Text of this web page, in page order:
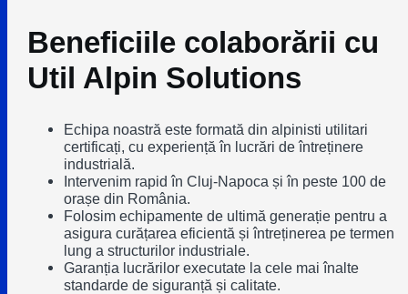
Beneficiile colaborării cu
Util Alpin Solutions
Echipa noastră este formată din alpinisti utilitari
certificați, cu experiență în lucrări de întreținere
industrială.
Intervenim rapid în Cluj-Napoca și în peste 100 de
orașe din România.
Folosim echipamente de ultimă generație pentru a
asigura curățarea eficientă și întreținerea pe termen
lung a structurilor industriale.
Garanția lucrărilor executate la cele mai înalte
standarde de siguranță și calitate.